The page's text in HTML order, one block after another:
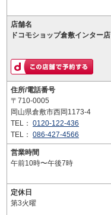
店舗名
ドコモショップ倉敷インター店
住所/電話番号
〒710-0005
岡山県倉敷市西岡1173-4
TEL： 0120-122-436
TEL： 086-427-4566
営業時間
午前10時〜午後7時
定休日
第3火曜